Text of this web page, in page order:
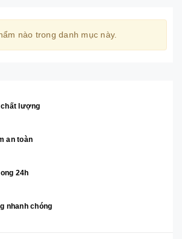
nào trong danh mục này.
lượng
an toàn
24h
nhanh chóng